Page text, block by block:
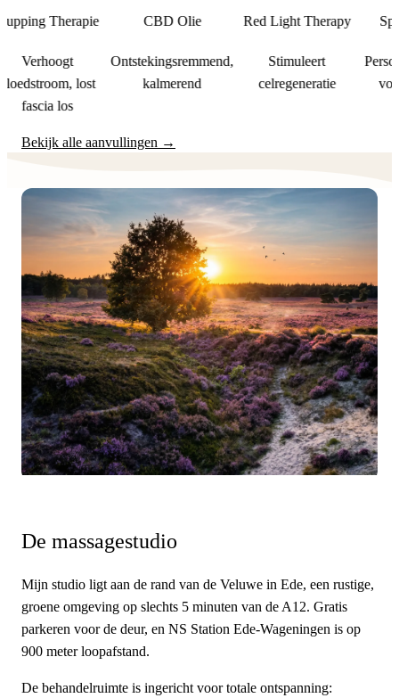
CBD Olie
Ontstekingsremmend,
kalmerend
Red Light Therapy
Stimuleert
celregeneratie
Speciale Blend
Persoonlijke
voor jouw huid
Bekijk alle aanvullingen →
De massagestudio
Mijn studio ligt aan de rand van de Veluwe in Ede, een rustige,
groene omgeving op slechts 5 minuten van de A12. Gratis
parkeren voor de deur, en NS Station Ede-Wageningen is op
900 meter loopafstand.
De behandelruimte is ingericht voor totale ontspanning: